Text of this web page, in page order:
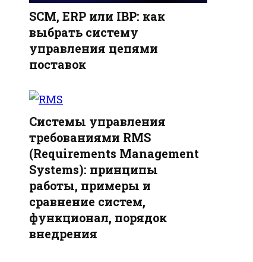
SCM, ERP или IBP: как
выбрать систему
управления цепями
поставок
Системы управления
требованиями RMS
(Requirements Management
Systems): принципы
работы, примеры и
сравнение систем,
функционал, порядок
внедрения